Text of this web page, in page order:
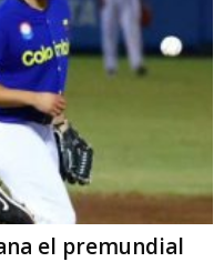
el premundial